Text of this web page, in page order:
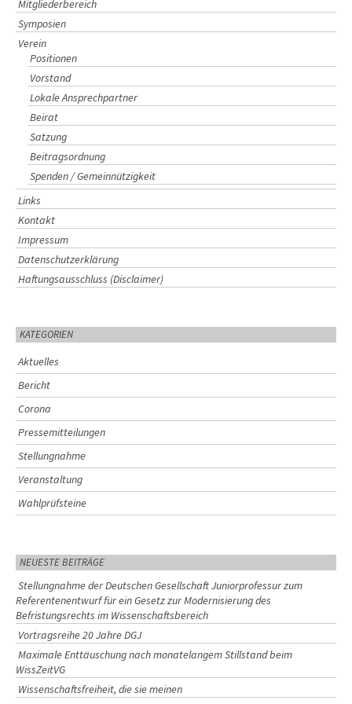
Mitgliederbereich
Symposien
Verein
Positionen
Vorstand
Lokale Ansprechpartner
Beirat
Satzung
Beitragsordnung
Spenden / Gemeinnützigkeit
Links
Kontakt
Impressum
Datenschutzerklärung
Haftungsausschluss (Disclaimer)
KATEGORIEN
Aktuelles
Bericht
Corona
Pressemitteilungen
Stellungnahme
Veranstaltung
Wahlprüfsteine
NEUESTE BEITRÄGE
Stellungnahme der Deutschen Gesellschaft Juniorprofessur zum
Referentenentwurf für ein Gesetz zur Modernisierung des
Befristungsrechts im Wissenschaftsbereich
Vortragsreihe 20 Jahre DGJ
Maximale Enttäuschung nach monatelangem Stillstand beim
WissZeitVG
Wissenschaftsfreiheit, die sie meinen